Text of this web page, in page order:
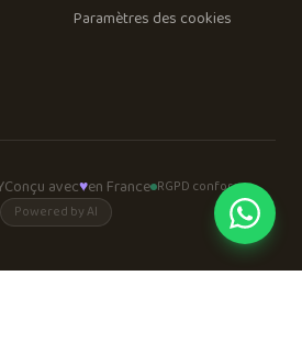
Paramètres des cookies
Conçu avec♥en France RGPD conforme
Powered by AI